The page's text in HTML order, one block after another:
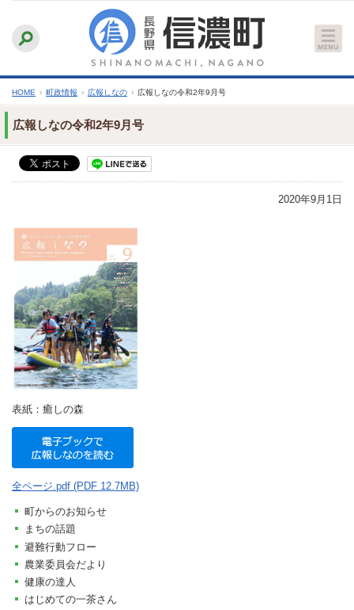
文
へ
ふりがなをつける
文字サイズ
縮小 標準 拡大
HOME › 町政情報 › 広報しなの › 広報しなの令和2年9月号
広報しなの令和2年9月号
2020年9月1日
表紙：癒しの森
全ページ.pdf (PDF 12.7MB)
町からのお知らせ
まちの話題
避難行動フロー
農業委員会だより
健康の達人
はじめての一茶さん